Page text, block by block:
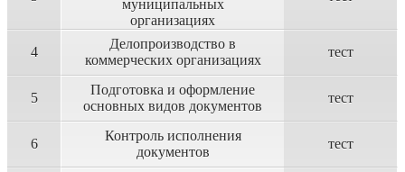
муниципальных
организациях
4
Делопроизводство в
коммерческих организациях
тест
5
Подготовка и оформление
основных видов документов
тест
6
Контроль исполнения
документов
тест